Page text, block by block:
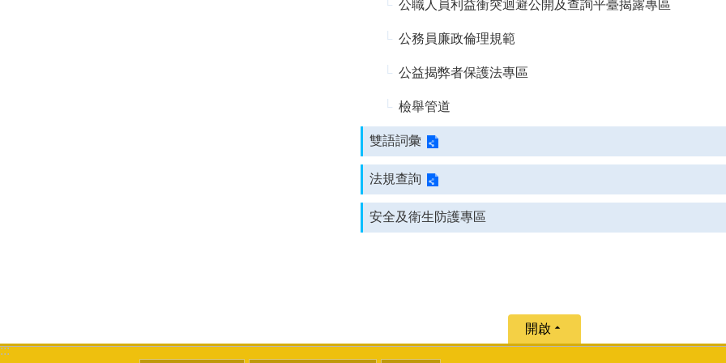
公職人員利益衝突迴避公開及查詢平臺揭露專區
公務員廉政倫理規範
公益揭弊者保護法專區
檢舉管道
雙語詞彙
法規查詢
安全及衛生防護專區
:::
開啟